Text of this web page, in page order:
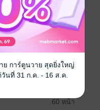
นอย่างเต็มที่ สมกับคำ
มความเคลื่อนไหว และ
pdf
60 หน้า
ย การ์ตูนวาย สุดยิ่งใหญ่
นที่ 31 ก.ค. - 16 ส.ค.